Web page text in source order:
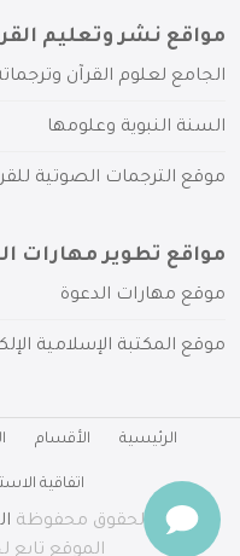
مواقع نشر وتعليم
الجامع لعلوم القرآن
السنة النبوية وعلومها
موقع الترجمات الصوتية
مواقع تطوير مهارات
موقع مهارات الدعوة
موقع المكتبة الإسلامية
الرئيسية الأقسام
اتفاقية
جميع الحقوق محفوظة
الموقع تابع